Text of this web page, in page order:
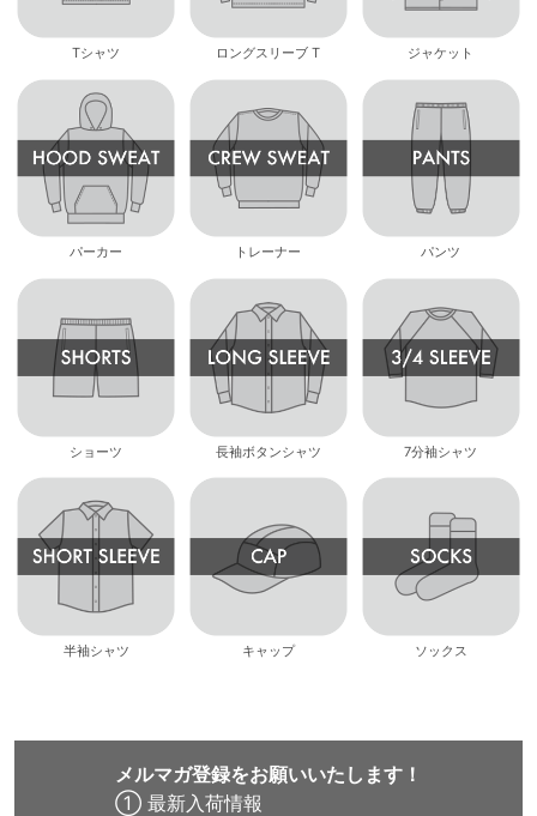
Tシャツ ロングスリーブ T ジャケット
パーカー トレーナー パンツ
ショーツ 長袖ボタンシャツ 7分袖シャツ
半袖シャツ キャップ ソックス
メルマガ登録をお願いいたします！
① 最新入荷情報